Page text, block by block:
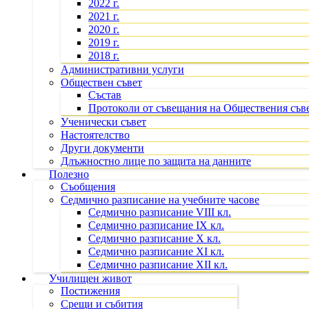
2022 г.
2021 г.
2020 г.
2019 г.
2018 г.
Административни услуги
Обществен съвет
Състав
Протоколи от съвещания на Обществения
Ученически съвет
Настоятелство
Други документи
Длъжностно лице по защита на данните
Полезно
Съобщения
Седмично разписание на учебните часове
Седмично разписание VIII кл.
Седмично разписание IX кл.
Седмично разписание X кл.
Седмично разписание XI кл.
Седмично разписание XII кл.
Училищен живот
Постижения
Срещи и събития